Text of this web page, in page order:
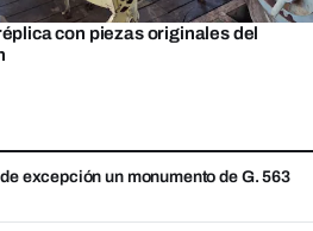
con piezas originales del
excepción un monumento de G. 563